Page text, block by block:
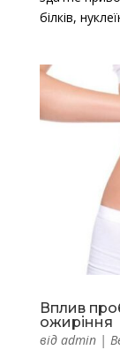
білків,
Вплив
ожиріння
від admin|